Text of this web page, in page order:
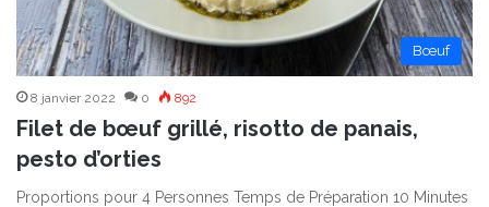
Bœuf
8 janvier 2022 0 892
Filet de bœuf grillé, risotto de panais,
pesto d’orties
Proportions pour 4 Personnes Temps de Préparation 10 Minutes